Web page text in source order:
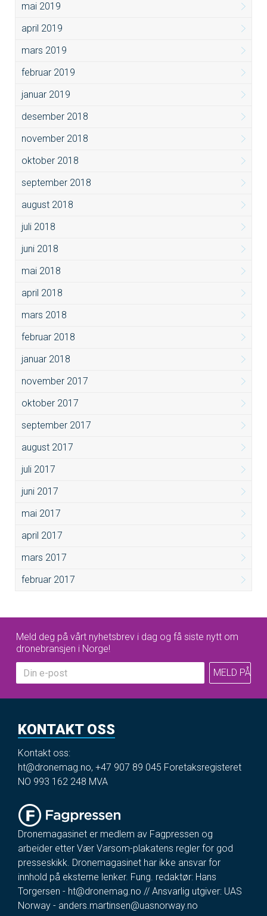
mai 2019
april 2019
mars 2019
februar 2019
januar 2019
desember 2018
november 2018
oktober 2018
september 2018
august 2018
juli 2018
juni 2018
mai 2018
april 2018
mars 2018
februar 2018
januar 2018
november 2017
oktober 2017
september 2017
august 2017
juli 2017
juni 2017
mai 2017
april 2017
mars 2017
februar 2017
Meld deg på vårt nyhetsbrev i dag og få siste nytt om
dronebransjen i Norge!
KONTAKT OSS
Kontakt oss:
ht@dronemag.no, +47 907 89 045 Foretaksregisteret
NO 993 162 248 MVA
Dronemagasinet er medlem av Fagpressen og
arbeider etter Vær Varsom-plakatens regler for god
presseskikk. Dronemagasinet har ikke ansvar for
innhold på eksterne lenker. Fung. redaktør: Hans
Torgersen - ht@dronemag.no // Ansvarlig utgiver: UAS
Norway - anders.martinsen@uasnorway.no